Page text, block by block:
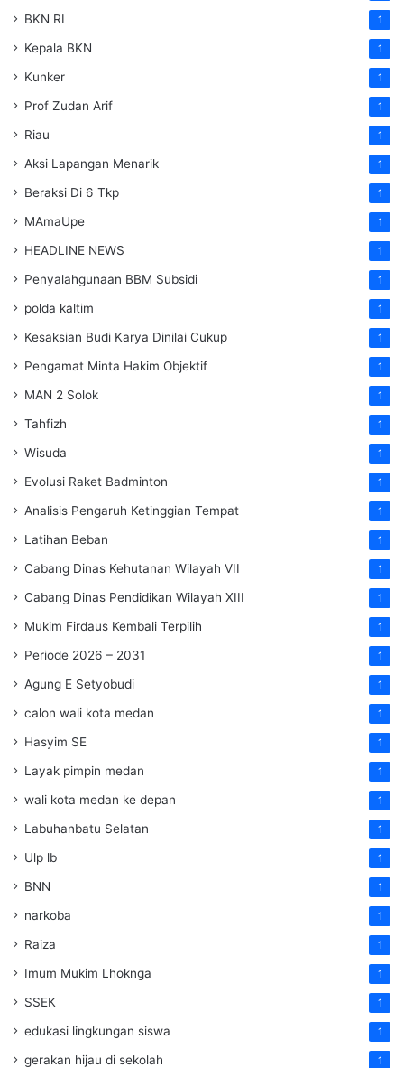
BKN RI 1
Kepala BKN 1
Kunker 1
Prof Zudan Arif 1
Riau 1
Aksi Lapangan Menarik 1
Beraksi Di 6 Tkp 1
MAmaUpe 1
HEADLINE NEWS 1
Penyalahgunaan BBM Subsidi 1
polda kaltim 1
Kesaksian Budi Karya Dinilai Cukup 1
Pengamat Minta Hakim Objektif 1
MAN 2 Solok 1
Tahfizh 1
Wisuda 1
Evolusi Raket Badminton 1
Analisis Pengaruh Ketinggian Tempat 1
Latihan Beban 1
Cabang Dinas Kehutanan Wilayah VII 1
Cabang Dinas Pendidikan Wilayah XIII 1
Mukim Firdaus Kembali Terpilih 1
Periode 2026 – 2031 1
Agung E Setyobudi 1
calon wali kota medan 1
Hasyim SE 1
Layak pimpin medan 1
wali kota medan ke depan 1
Labuhanbatu Selatan 1
Ulp lb 1
BNN 1
narkoba 1
Raiza 1
Imum Mukim Lhoknga 1
SSEK 1
edukasi lingkungan siswa 1
gerakan hijau di sekolah 1